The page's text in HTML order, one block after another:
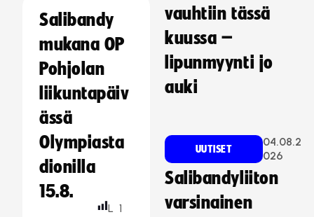
Salibandy
mukana OP
Pohjolan
liikuntapäiv
ässä
Olympiasta
dionilla
15.8.
L 1
vauhtiin tässä
kuussa –
lipunmyynti jo
auki
UUTISET
04.08.2
026
Salibandyliiton
varsinainen